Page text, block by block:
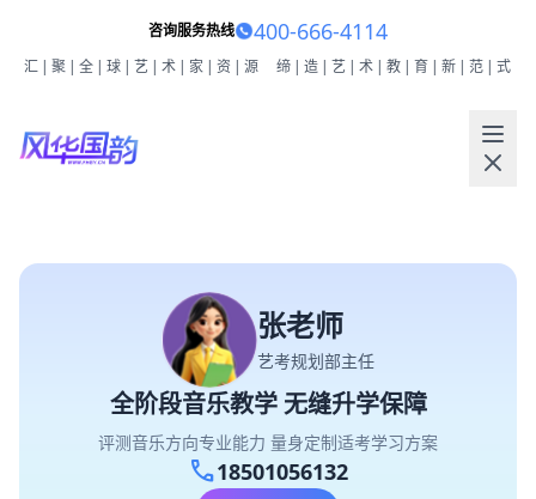
咨询服务热线 400-666-4114
汇|聚|全|球|艺|术|家|资|源 缔|造|艺|术|教|育|新|范|式
张老师
艺考规划部主任
全阶段音乐教学 无缝升学保障
评测音乐方向专业能力 量身定制适考学习方案
call18501056132